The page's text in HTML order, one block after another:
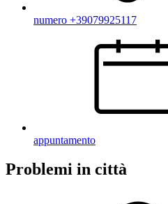
numero +39079925117
appuntamento
Problemi in città